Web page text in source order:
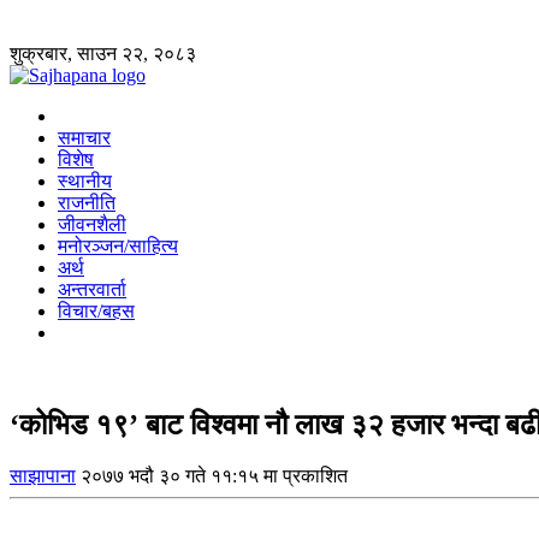
शुक्रबार, साउन २२, २०८३
समाचार
विशेष
स्थानीय
राजनीति
जीवनशैली
मनोरञ्जन/साहित्य
अर्थ
अन्तरवार्ता
विचार/बहस
‘कोभिड १९’ बाट विश्वमा नौ लाख ३२ हजार भन्दा
साझापाना २०७७ भदौ ३० गते ११:१५ मा प्रकाशित